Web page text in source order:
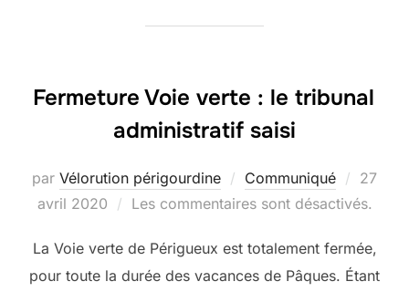
Fermeture Voie verte : le tribunal
administratif saisi
par Vélorution périgourdine Communiqué
Publié
le
27
avril 2020
Les commentaires sont désactivés.
La Voie verte de Périgueux est totalement fermée,
pour toute la durée des vacances de Pâques. Étant